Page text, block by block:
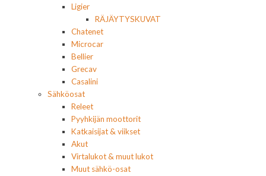
Ligier
RÄJÄYTYSKUVAT
Chatenet
Microcar
Bellier
Grecav
Casalini
Sähköosat
Releet
Pyyhkijän moottorit
Katkaisijat & viikset
Akut
Virtalukot & muut lukot
Muut sähkö-osat